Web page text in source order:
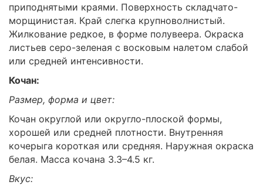
приподнятыми краями. Поверхность складчато-
морщинистая. Край слегка крупноволнистый.
Жилкование редкое, в форме полувеера. Окраска
листьев серо-зеленая с восковым налетом слабой
или средней интенсивности.
Кочан:
Размер, форма и цвет:
Кочан округлой или округло-плоской формы,
хорошей или средней плотности. Внутренняя
кочерыга короткая или средняя. Наружная окраска
белая. Масса кочана 3.3–4.5 кг.
Вкус: